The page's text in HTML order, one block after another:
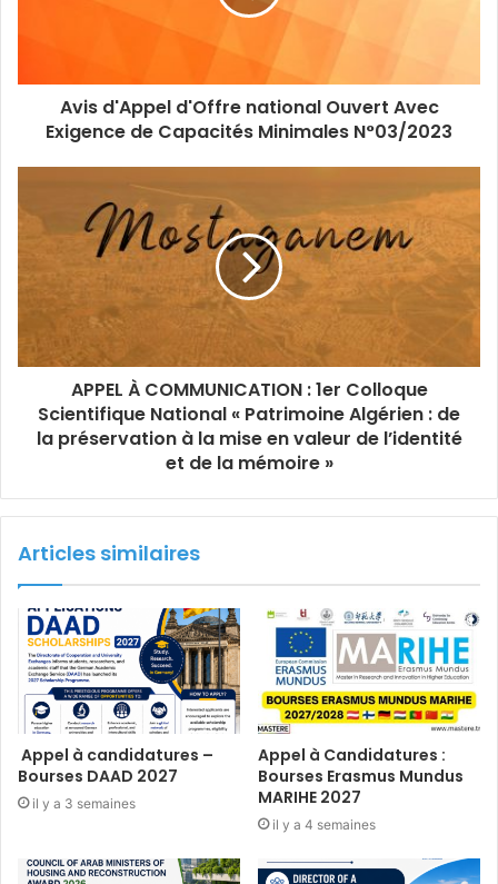
Avis d'Appel d'Offre national Ouvert Avec
Exigence de Capacités Minimales N°03/2023
APPEL À COMMUNICATION : 1er Colloque
Scientifique National « Patrimoine Algérien : de
la préservation à la mise en valeur de l’identité
et de la mémoire »
Articles similaires
Appel à candidatures –
Bourses DAAD 2027
il y a 3 semaines
Appel à Candidatures :
Bourses Erasmus Mundus
MARIHE 2027
il y a 4 semaines